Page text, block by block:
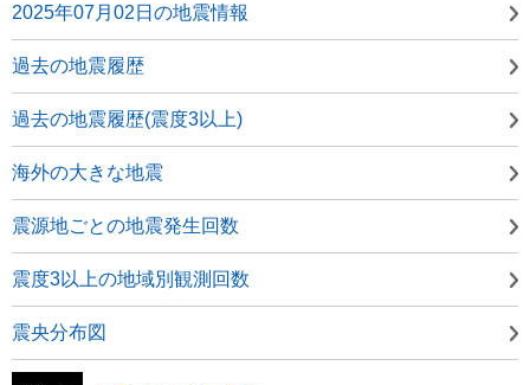
2025年07月02日の地震情報
過去の地震履歴
過去の地震履歴(震度3以上)
海外の大きな地震
震源地ごとの地震発生回数
震度3以上の地域別観測回数
震央分布図